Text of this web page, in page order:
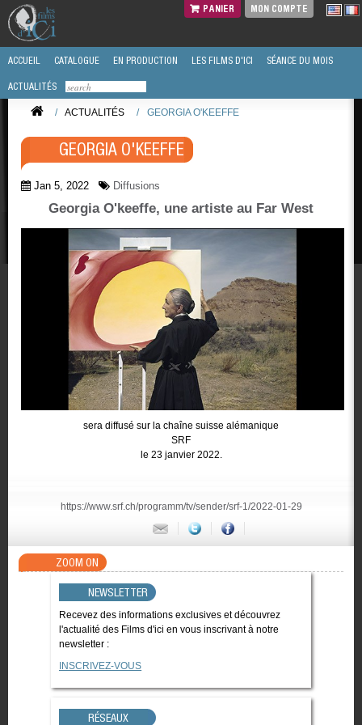
PANIER MON COMPTE
ACCUEIL CATALOGUE EN PRODUCTION LES FILMS D'ICI SÉANCE DU MOIS
ACTUALITÉS
/ ACTUALITÉS / GEORGIA O'KEEFFE
GEORGIA O'KEEFFE
Jan 5, 2022 Diffusions
Georgia O'keeffe, une artiste au Far West
sera diffusé sur la chaîne suisse alémanique
SRF
le 23 janvier 2022.
https://www.srf.ch/programm/tv/sender/srf-1/2022-01-29
ZOOM ON
NEWSLETTER
Recevez des informations exclusives et découvrez
l'actualité des Films d'ici en vous inscrivant à notre
newsletter :
INSCRIVEZ-VOUS
RÉSEAUX